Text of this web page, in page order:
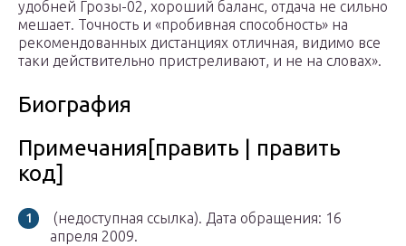
удобней Грозы-02, хороший баланс, отдача не сильно
мешает. Точность и «пробивная способность» на
рекомендованных дистанциях отличная, видимо все
таки действительно пристреливают, и не на словах».
Биография
Примечания[править | править
код]
(недоступная ссылка). Дата обращения: 16
апреля 2009.